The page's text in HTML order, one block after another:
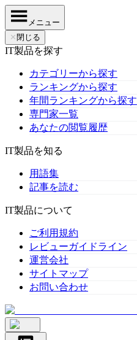
メニュー
✕ 閉じる
IT製品を探す
カテゴリーから探す
ランキングから探す
年間ランキングから探す
専門家一覧
あなたの閲覧履歴
IT製品を知る
用語集
記事を読む
IT製品について
ご利用規約
レビューガイドライン
運営会社
サイトマップ
お問い合わせ